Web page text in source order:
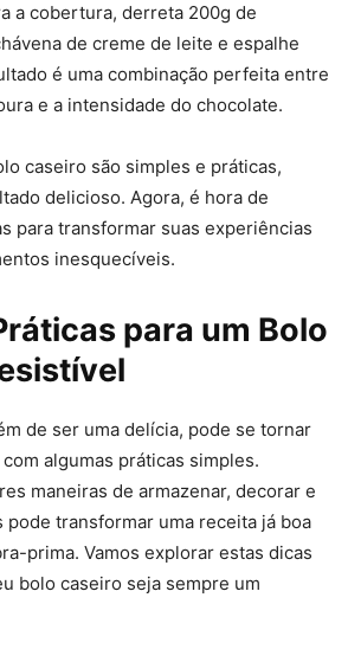
a cobertura, derreta 200g de
de creme de leite e espalhe
é uma combinação perfeita entre
e a intensidade do chocolate.
caseiro são simples e práticas,
delicioso. Agora, é hora de
para transformar suas experiências
inesquecíveis.
para um Bolo
de ser uma delícia, pode se tornar
algumas práticas simples.
maneiras de armazenar, decorar e
transformar uma receita já boa
prima. Vamos explorar estas dicas
bolo caseiro seja sempre um